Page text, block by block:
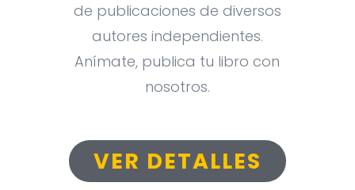
de publicaciones de diversos
autores independientes.
Anímate, publica tu libro con
nosotros.
VER DETALLES